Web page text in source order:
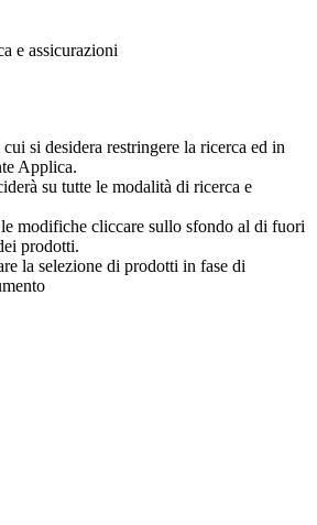
si desidera restringere la ricerca ed in
Applica.
su tutte le modalità di ricerca e
le modifiche cliccare sullo sfondo al di fuori
prodotti.
la selezione di prodotti in fase di